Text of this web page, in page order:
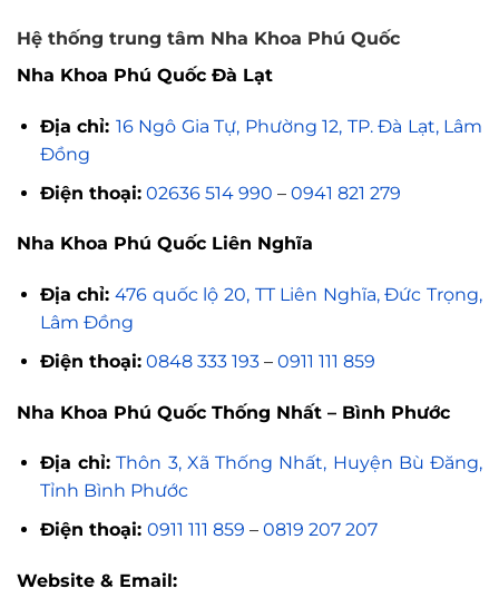
Hệ thống trung tâm Nha Khoa Phú Quốc
Nha Khoa Phú Quốc Đà Lạt
Địa chỉ: 16 Ngô Gia Tự, Phường 12, TP. Đà Lạt, Lâm
Đồng
Điện thoại: 02636 514 990 – 0941 821 279
Nha Khoa Phú Quốc Liên Nghĩa
Địa chỉ: 476 quốc lộ 20, TT Liên Nghĩa, Đức Trọng,
Lâm Đồng
Điện thoại: 0848 333 193– 0911 111 859
Nha Khoa Phú Quốc Thống Nhất – Bình Phước
Địa chỉ: Thôn 3, Xã Thống Nhất, Huyện Bù Đăng,
Tỉnh Bình Phước
Điện thoại: 0911 111 859 – 0819 207 207
Website & Email: